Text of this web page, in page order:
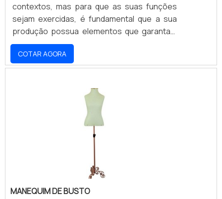
contextos, mas para que as suas funções
sejam exercidas, é fundamental que a sua
produção possua elementos que garantam
resistência e durabilidade. Por esse motivo, a
grande maioria dos suportes de chão é
fabricada em aço carbono inoxidável, capaz
30kg sem perder a estabilidade ou se tornar
vulnerável à quebra. A composição do
produto também privilegia a sua proteção
COTAR AGORA
MANEQUIM DE BUSTO